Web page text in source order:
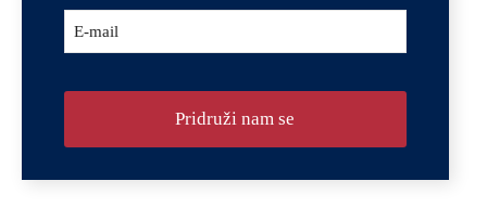
E-mail
Pridruži nam se